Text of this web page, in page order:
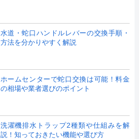
水道・蛇口ハンドルレバーの交換手順・
方法を分かりやすく解説
ホームセンターで蛇口交換は可能！料金
の相場や業者選びのポイント
洗濯機排水トラップ2種類や仕組みを解
説！知っておきたい機能や選び方